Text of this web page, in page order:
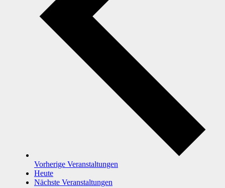
Vorherige Veranstaltungen
Heute
Nächste Veranstaltungen